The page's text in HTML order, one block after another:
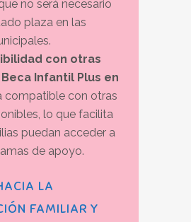
no será necesario
plaza en las
con otras
Beca Infantil Plus en
compatible con otras
lo que facilita
puedan acceder a
de apoyo.
LA
FAMILIAR Y